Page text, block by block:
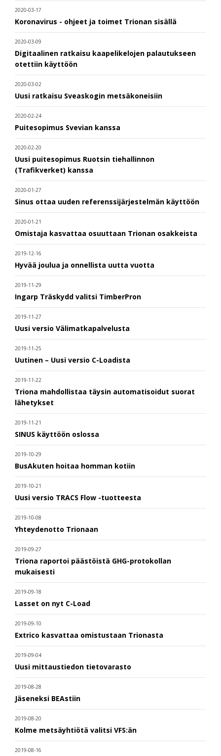
2020-03-17
Koronavirus - ohjeet ja toimet Trionan sisällä
2020-03-09
Digitaalinen ratkaisu kaapelikelojen palautukseen
otettiin käyttöön
2020-03-02
Uusi ratkaisu Sveaskogin metsäkoneisiin
2020-02-24
Puitesopimus Svevian kanssa
2020-02-20
Uusi puitesopimus Ruotsin tiehallinnon
(Trafikverket) kanssa
2020-01-27
Sinus ottaa uuden referenssijärjestelmän käyttöön
2020-01-21
Omistaja kasvattaa osuuttaan Trionan osakkeista
2019-12-16
Hyvää joulua ja onnellista uutta vuotta
2019-11-29
Ingarp Träskydd valitsi TimberPron
2019-11-27
Uusi versio Välimatkapalvelusta
2019-11-25
Uutinen – Uusi versio C-Loadista
2019-11-22
Triona mahdollistaa täysin automatisoidut suorat
lähetykset
2019-11-21
SINUS käyttöön oslossa
2019-10-29
BusAkuten hoitaa homman kotiin
2019-10-21
Uusi versio TRACS Flow -tuotteesta
2019-10-08
Yhteydenotto Trionaan
2019-09-27
Triona raportoi päästöistä GHG-protokollan
mukaisesti
2019-09-18
Lasset on nyt C-Load
2019-09-10
Extrico kasvattaa omistustaan Trionasta
2019-09-04
Uusi mittaustiedon tietovarasto
2019-08-28
Jäseneksi BEAstiin
2019-08-20
Kolme metsäyhtiötä valitsi VFS:än
2019-08-16